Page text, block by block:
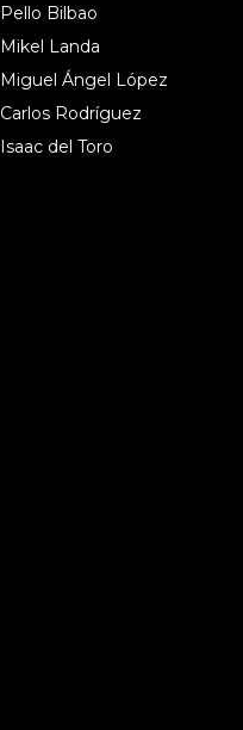
Pello Bilbao
Mikel Landa
Miguel Ángel López
Carlos Rodríguez
Isaac del Toro